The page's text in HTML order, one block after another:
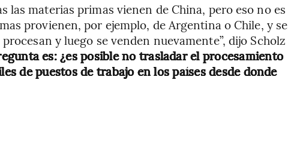
las materias primas vienen de China, pero eso no es
provienen, por ejemplo, de Argentina o Chile, y se
y luego se venden nuevamente”, dijo Scholz
es: ¿es posible no trasladar el procesamiento
de puestos de trabajo en los países desde donde